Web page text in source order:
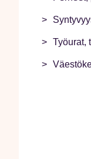
Työurat,